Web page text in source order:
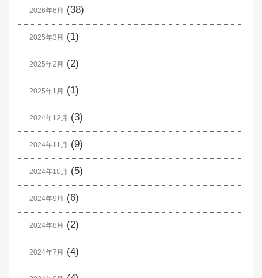
2026年6月 (38)
2025年3月 (1)
2025年2月 (2)
2025年1月 (1)
2024年12月 (3)
2024年11月 (9)
2024年10月 (5)
2024年9月 (6)
2024年8月 (2)
2024年7月 (4)